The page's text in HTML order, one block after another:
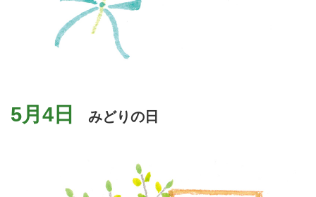
5月4日 みどりの日